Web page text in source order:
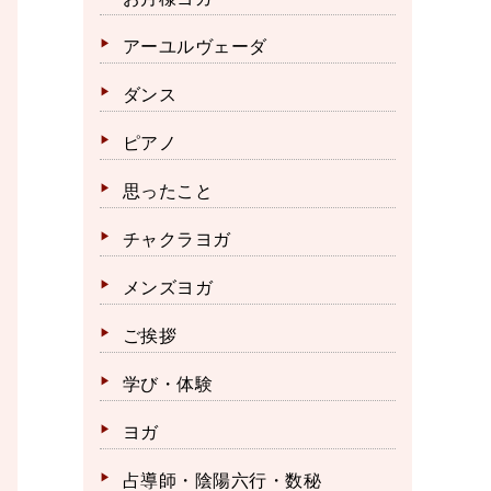
アーユルヴェーダ
ダンス
ピアノ
思ったこと
チャクラヨガ
メンズヨガ
ご挨拶
学び・体験
ヨガ
占導師・陰陽六行・数秘